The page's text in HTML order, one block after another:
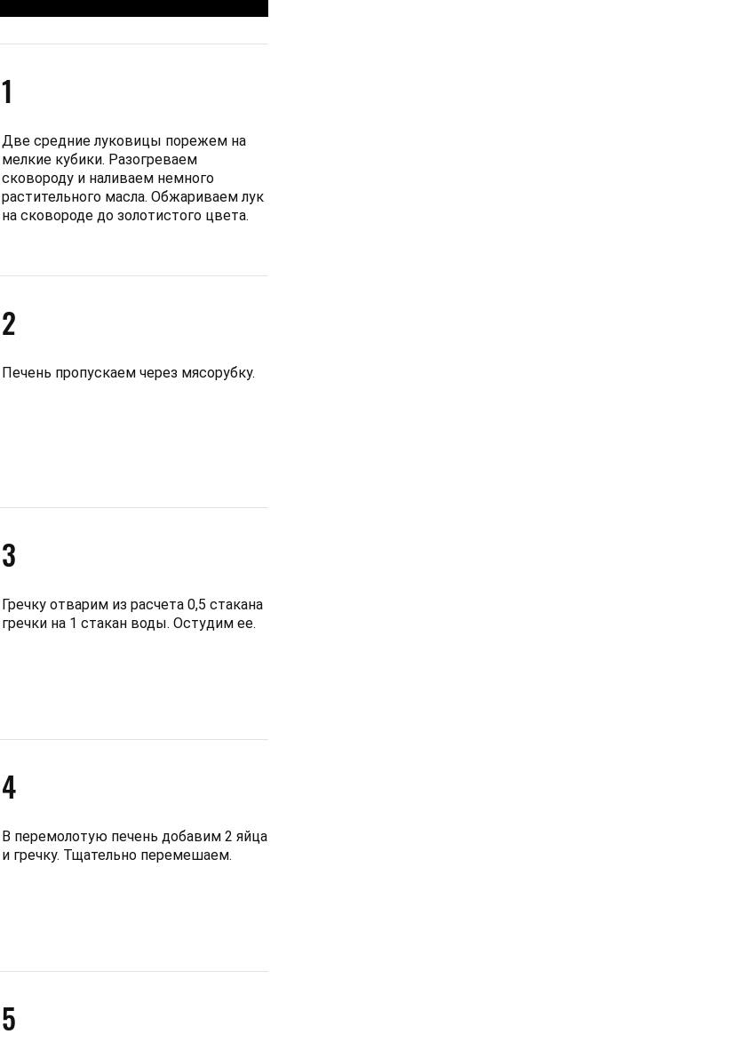
1
Две средние луковицы порежем на
мелкие кубики. Разогреваем
сковороду и наливаем немного
растительного масла. Обжариваем лук
на сковороде до золотистого цвета.
2
Печень пропускаем через мясорубку.
3
Гречку отварим из расчета 0,5 стакана
гречки на 1 стакан воды. Остудим ее.
4
В перемолотую печень добавим 2 яйца
и гречку. Тщательно перемешаем.
5